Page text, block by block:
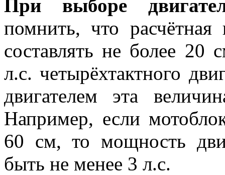
При выборе
помнить, что расчётная
составлять не более
л.с. четырёхтактного
двигателем эта
Например, если
60 см, то мощность
быть не менее 3 л.с.